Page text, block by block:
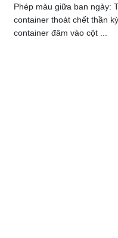
đến mô-men xoắn ấn
Phép màu giữa ban ngày:
container thoát chết thần
container đâm vào cột ...